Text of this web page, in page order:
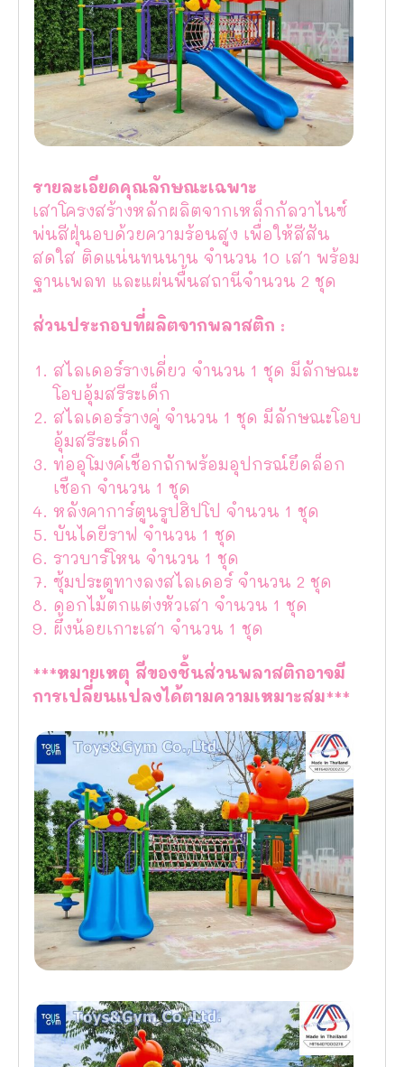
รายละเอียดคุณลักษณะเฉพาะ
เสาโครงสร้างหลักผลิตจากเหล็กกัลวาไนซ์
พ่นสีฝุ่นอบด้วยความร้อนสูง เพื่อให้สีสัน
สดใส ติดแน่นทนนาน จำนวน 10 เสา พร้อม
ฐานเพลท และแผ่นพื้นสถานีจำนวน 2 ชุด
ส่วนประกอบที่ผลิตจากพลาสติก :
สไลเดอร์รางเดี่ยว จำนวน 1 ชุด มีลักษณะ
โอบอุ้มสรีระเด็ก
สไลเดอร์รางคู่ จำนวน 1 ชุด มีลักษณะโอบ
อุ้มสรีระเด็ก
ท่ออุโมงค์เชือกถักพร้อมอุปกรณ์ยึดล็อก
เชือก จำนวน 1 ชุด
หลังคาการ์ตูนรูปฮิปโป จำนวน 1 ชุด
บันไดยีราฟ จำนวน 1 ชุด
ราวบาร์โหน จำนวน 1 ชุด
ซุ้มประตูทางลงสไลเดอร์ จำนวน 2 ชุด
ดอกไม้ตกแต่งหัวเสา จำนวน 1 ชุด
ผึ้งน้อยเกาะเสา จำนวน 1 ชุด
***หมายเหตุ สีของชิ้นส่วนพลาสติกอาจมี
การเปลี่ยนแปลงได้ตามความเหมาะสม***